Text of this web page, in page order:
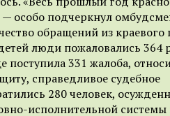
особо подчеркнул
обращений из краевого
люди пожаловались 364
331 жалоба,
справедливое судебное
280 человек,
исполнительной системы